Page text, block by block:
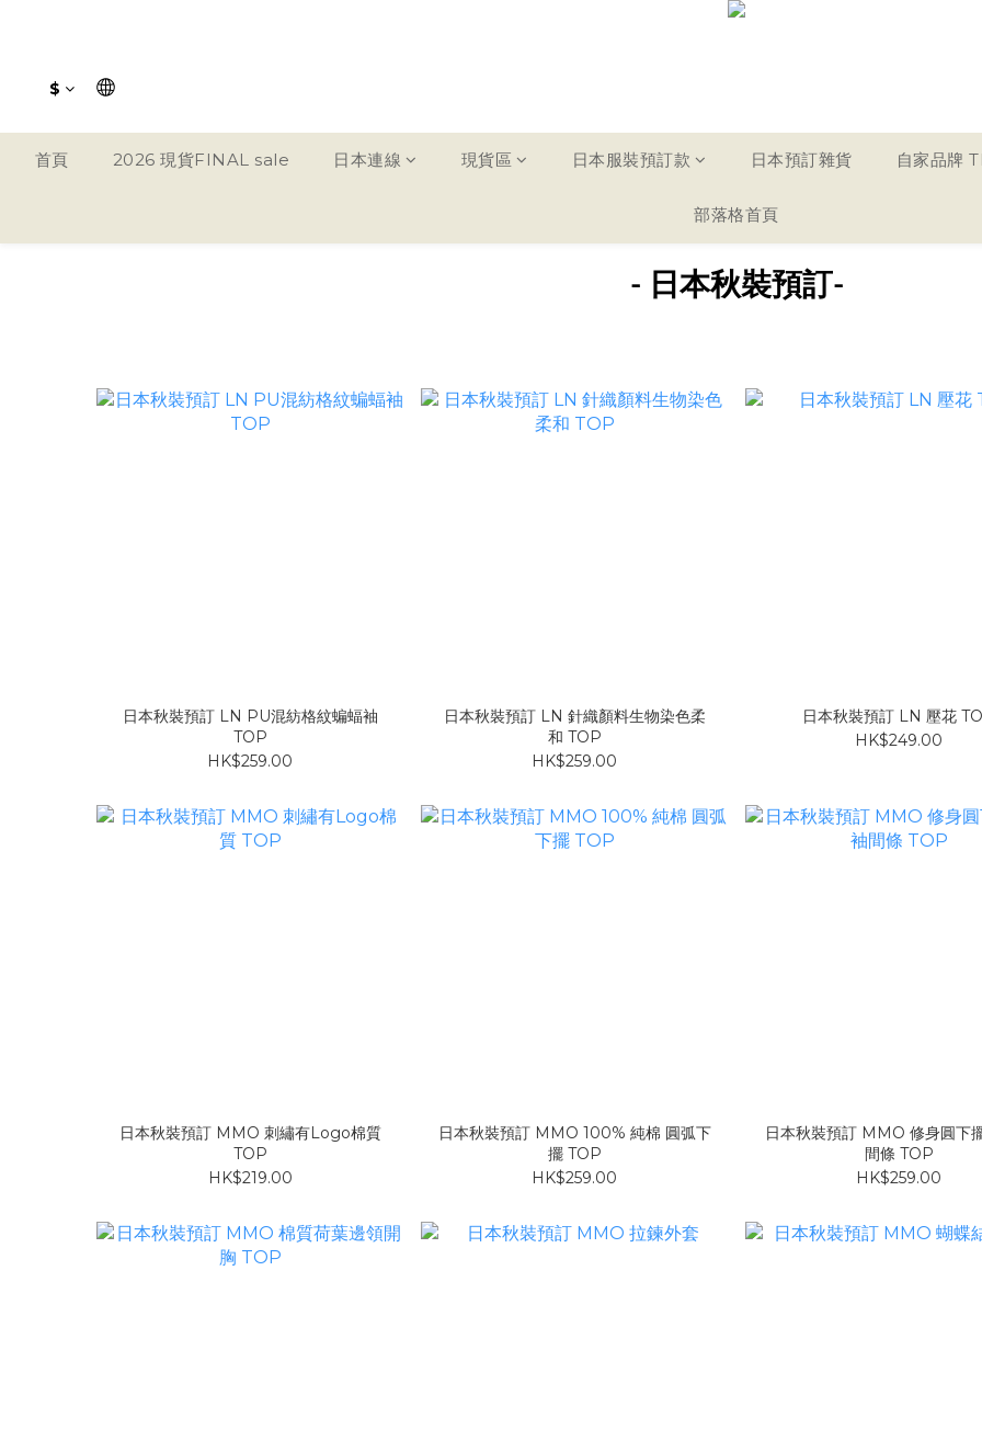
$
首頁 2026 現貨FINAL sale 日本連線 現貨區 日本服裝預訂款 日本預訂雜貨 自家品牌
部落格首頁
- 日本秋裝預訂 -
日本秋裝預訂 LN PU混紡格紋蝙蝠袖
TOP
HK$259.00
日本秋裝預訂 LN 針織顏料生物染色柔
和 TOP
HK$259.00
日本秋裝預訂 LN 壓花
HK$249.00
日本秋裝預訂 MMO 刺繡有Logo棉質
TOP
HK$219.00
日本秋裝預訂 MMO 100% 純棉 圓弧下
擺 TOP
HK$259.00
日本秋裝預訂 MMO 修身圓下
間條 TOP
HK$259.00